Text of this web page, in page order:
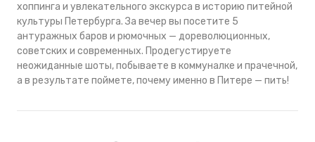
хоппинга и увлекательного экскурса в историю питейной
культуры Петербурга. За вечер вы посетите 5
антуражных баров и рюмочных — дореволюционных,
советских и современных. Продегустируете
неожиданные шоты, побываете в коммуналке и прачечной,
а в результате поймете, почему именно в Питере — пить!